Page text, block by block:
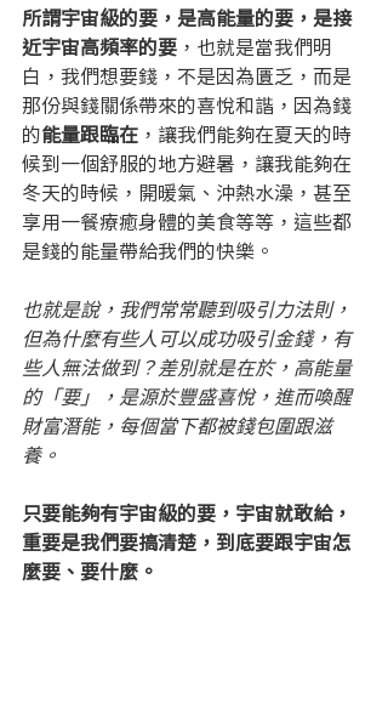
所謂宇宙級的要，是高能量的要，是接
近宇宙高頻率的要 ，也就是當我們明
白，我們想要錢，不是因為匱乏，而是
那份與錢關係帶來的喜悅和諧，因為錢
的能量跟臨在 ，讓我們能夠在夏天的時
候到一個舒服的地方避暑，讓我能夠在
冬天的時候，開暖氣、沖熱水澡，甚至
享用一餐療癒身體的美食等等，這些都
是錢的能量帶給我們的快樂。
也就是說，我們常常聽到吸引力法則，
但為什麼有些人可以成功吸引金錢，有
些人無法做到？差別就是在於，高能量
的「要」，是源於豐盛喜悅，進而喚醒
財富潛能，每個當下都被錢包圍跟滋
養。
只要能夠有宇宙級的要，宇宙就敢給，
重要是我們要搞清楚，到底要跟宇宙怎
麼要、要什麼。